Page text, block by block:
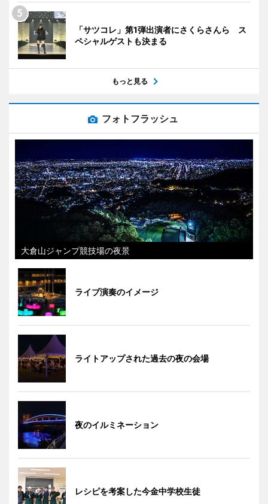
「サツコレ」第1弾出演者にさくらさんら ス
ペシャルゲストも決まる
もっと見る
フォトフラッシュ
大倉山ジャンプ競技場の夜景
ライブ演奏のイメージ
ライトアップされた過去の夜の会場
夜のイルミネーション
レシピを考案した今金中学校生徒